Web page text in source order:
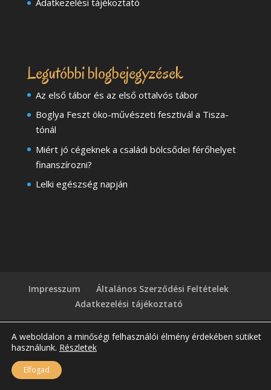
Legutóbbi blogbejegyzések
Az első tábor és az első ottalvós tábor
Boglya Feszt öko-művészeti fesztivál a Tisza-
tónál
Miért jó cégeknek a családi bölcsődei férőhelyet
finanszírozni?
Lelki egészség napján
Impresszum
Általános Szerződési Feltételek
Adatkezelési tájékoztató
A weboldalon a minőségi felhasználói élmény érdekében sütiket
használunk. Részletek
Elfogad